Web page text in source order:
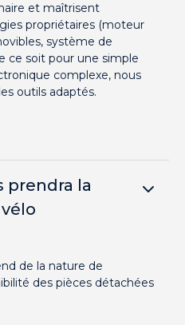
et maîtrisent
propriétaires (moteur
système de
ce soit pour une simple
complexe, nous
outils adaptés.
prendra la
de la nature de
des pièces détachées